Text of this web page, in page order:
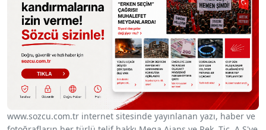
www.sozcu.com.tr internet sitesinde yayınlanan yazı, haber ve